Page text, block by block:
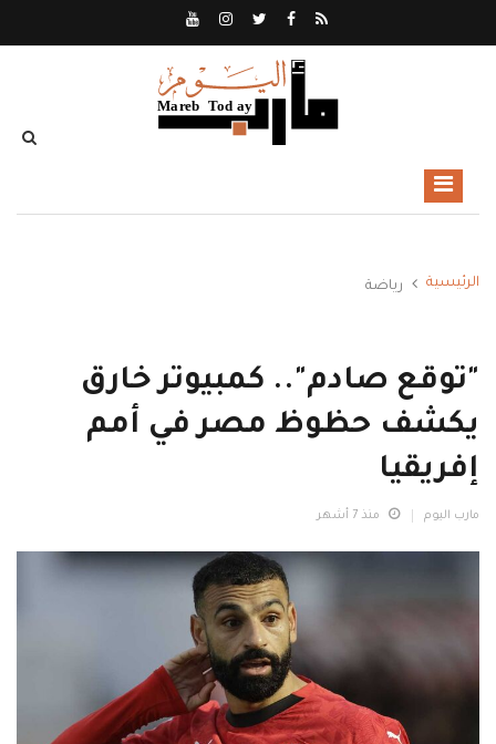
الرئيسية رياضة
"توقع صادم".. كمبيوتر خارق
يكشف حظوظ مصر في أمم
إفريقيا
مارب اليوم منذ 7 أشهر